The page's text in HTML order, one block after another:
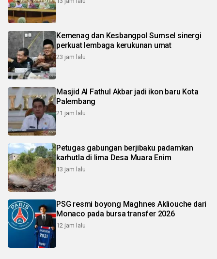
Kemenag dan Kesbangpol Sumsel sinergi
perkuat lembaga kerukunan umat
23 jam lalu
Masjid Al Fathul Akbar jadi ikon baru Kota
Palembang
21 jam lalu
Petugas gabungan berjibaku padamkan
karhutla di lima Desa Muara Enim
13 jam lalu
PSG resmi boyong Maghnes Akliouche dari
Monaco pada bursa transfer 2026
12 jam lalu